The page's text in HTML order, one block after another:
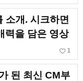
소개. 시크하면
력을 담은 영상
favorite_border 1
된 최신 CM부